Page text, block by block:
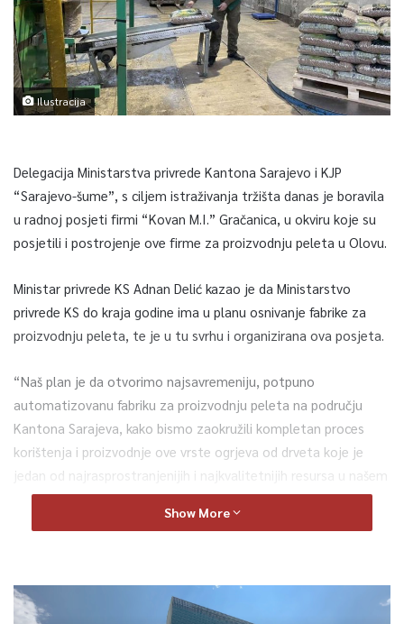
Ilustracija
Delegacija Ministarstva privrede Kantona Sarajevo i KJP
“Sarajevo-šume”, s ciljem istraživanja tržišta danas je boravila
u radnoj posjeti firmi “Kovan M.I.” Gračanica, u okviru koje su
posjetili i postrojenje ove firme za proizvodnju peleta u Olovu.
Ministar privrede KS Adnan Delić kazao je da Ministarstvo
privrede KS do kraja godine ima u planu osnivanje fabrike za
proizvodnju peleta, te je u tu svrhu i organizirana ova posjeta.
“Naš plan je da otvorimo najsavremeniju, potpuno
automatizovanu fabriku za proizvodnju peleta na području
Kantona Sarajeva, kako bismo zaokružili kompletan proces
korištenja i proizvodnje ove vrste ogrjeva od drveta koje je
jedan od najrasprostranjenijih i najkvalitetnijih resursa u našem
Kantonu, te snabdijevanja stanovnika Kantona prihvatljivijim
izvorima energije”, izjavio je ministar Delić, nakon današnje
Kazao je i da će se na dnevnom redu naredne sjednice Vlade KS
naći Prijedlog odluke o provođenju studije opravdanosti
Show More